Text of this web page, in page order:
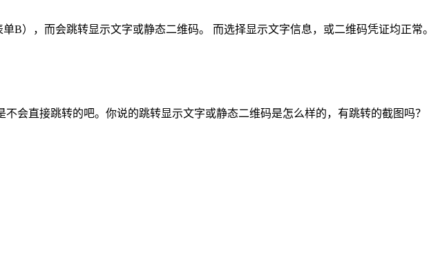
B），而会跳转显示文字或静态二维码。 而选择显示文字信息，或二维码凭证均正常。
会直接跳转的吧。你说的跳转显示文字或静态二维码是怎么样的，有跳转的截图吗？